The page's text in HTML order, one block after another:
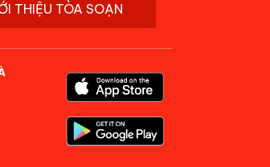
THIỆU TÒA SOẠN